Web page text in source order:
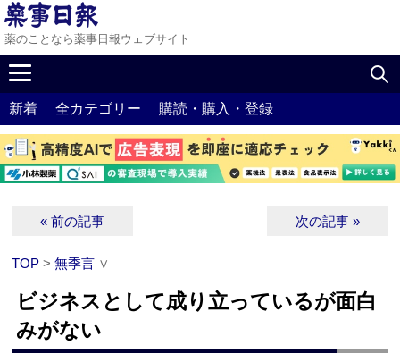
薬のことなら薬事日報ウェブサイト
新着 全カテゴリー 購読・購入・登録
« 前の記事 次の記事 »
TOP >無季言 ∨
ビジネスとして成り立っているが面白
みがない